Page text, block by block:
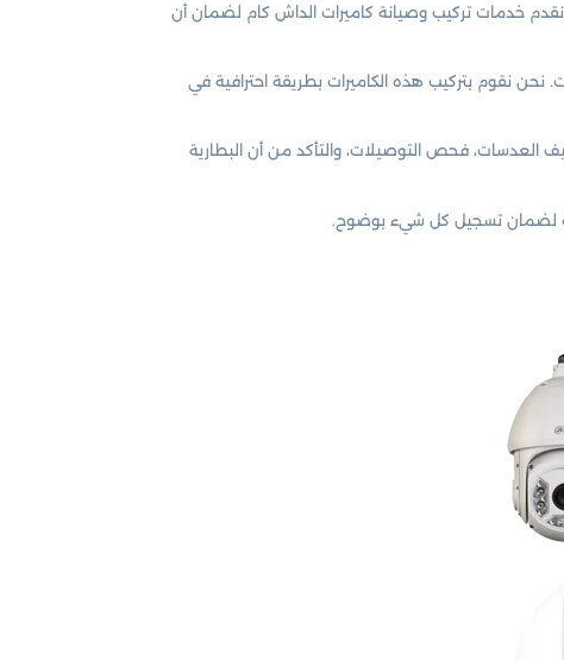
خدمات تركيب وصيانة كاميرات الداش كام لضمان أن
نحن نقوم بتركيب هذه الكاميرات بطريقة احترافية في
العدسات، فحص التوصيلات، والتأكد من أن البطارية
لضمان تسجيل كل شيء بوضوح.